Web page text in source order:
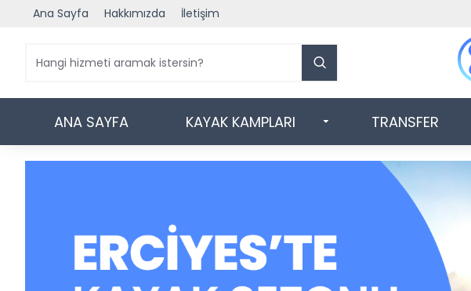
Ana Sayfa Hakkımızda İletişim
ANA SAYFA KAYAK KAMPLARI TRANSFER